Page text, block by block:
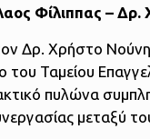
Φίλιππας –
Δρ. Χρήστο
Ταμείου
πυλώνα
μεταξύ